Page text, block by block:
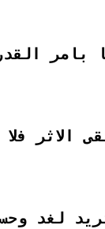
بامر
الاثر فلا
لغد